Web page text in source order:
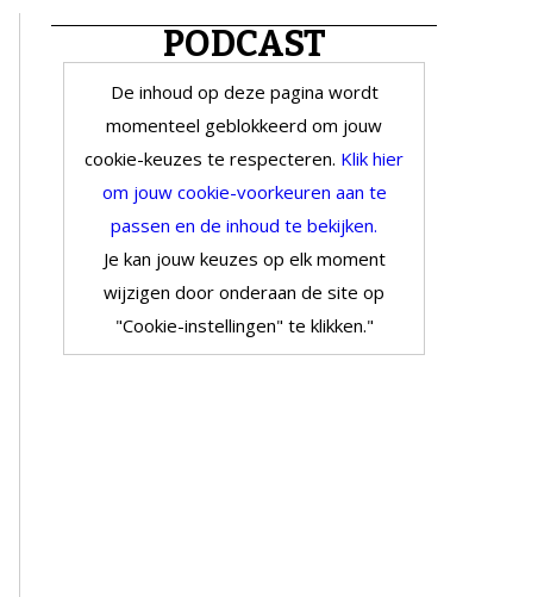
PODCAST
De inhoud op deze pagina wordt
momenteel geblokkeerd om jouw
cookie-keuzes te respecteren. Klik hier
om jouw cookie-voorkeuren aan te
passen en de inhoud te bekijken.
Je kan jouw keuzes op elk moment
wijzigen door onderaan de site op
"Cookie-instellingen" te klikken."